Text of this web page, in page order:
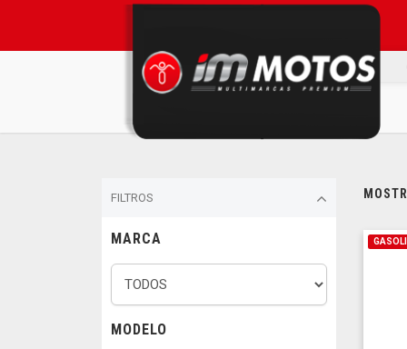
FILTROS
MARCA
MODELO